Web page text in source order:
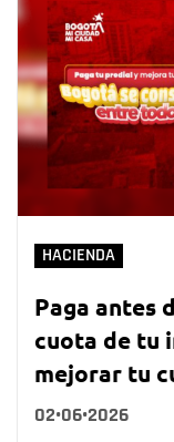
HACIENDA
Paga antes
cuota de tu
mejorar tu
02•06•2026